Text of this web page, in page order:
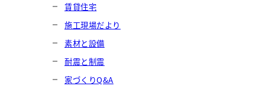
賃貸住宅
施工現場だより
素材と設備
耐震と制震
家づくりQ&A